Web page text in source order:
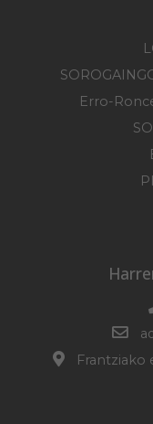
Erro-
Frantziako